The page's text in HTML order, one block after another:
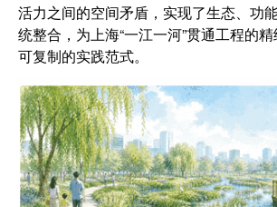
活力之间的空间矛盾，实现了生态、功
统整合，为上海“一江一河”贯通工程的
可复制的实践范式。